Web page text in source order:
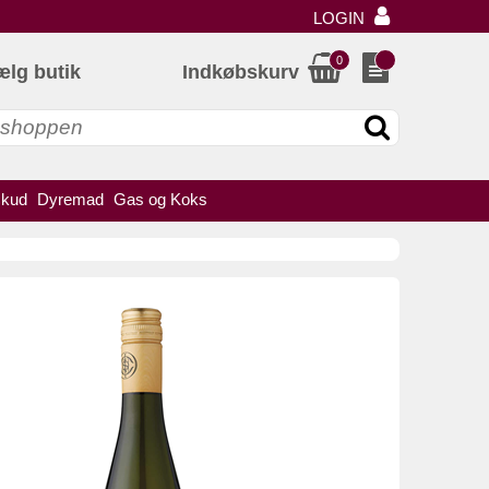
LOGIN
butik
Dyremad Gas og Koks
Indkøbskurv
0